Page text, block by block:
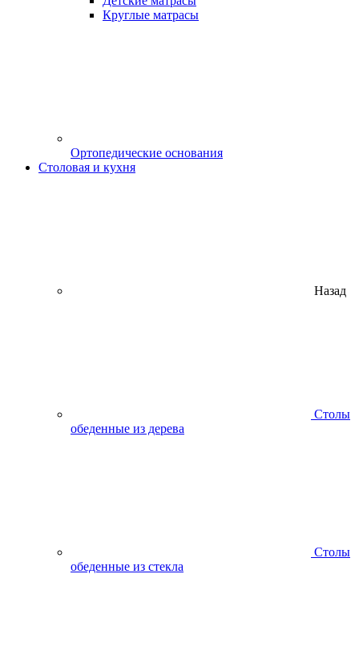
Круглые матрасы
Ортопедические основания
Столовая и кухня
Назад
Столы
обеденные из дерева
Столы
обеденные из стекла